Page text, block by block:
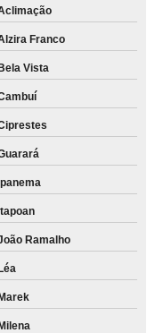
Franco
Vista
Ramalho